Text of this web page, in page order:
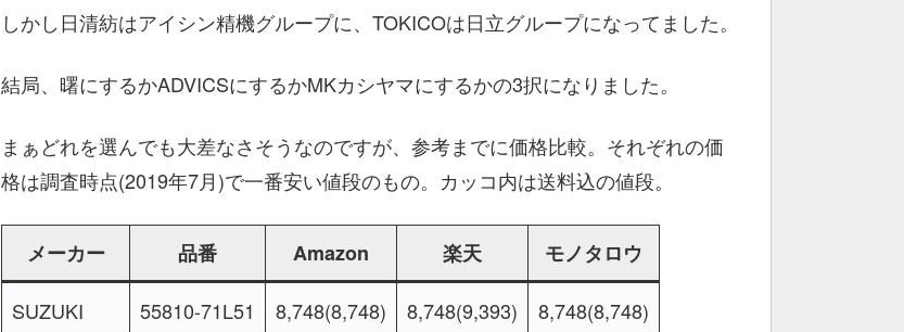
しかし日清紡はアイシン精機グループに、TOKICOは日立グループになってました。
結局、曙にするかADVICSにするかMKカシヤマにするかの3択になりました。
まぁどれを選んでも大差なさそうなのですが、参考までに価格比較。それぞれの価
格は調査時点(2019年7月)で一番安い値段のもの。カッコ内は送料込の値段。
メーカー 品番 Amazon 楽天 モノタロウ
SUZUKI 55810-71L51 8,748(8,748) 8,748(9,393)
8,748(8,748)